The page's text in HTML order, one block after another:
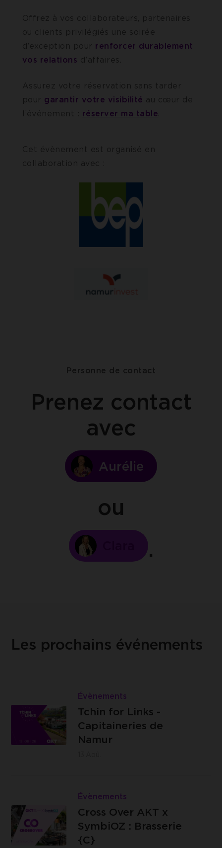
Offrez à vos collaborateurs, partenaires
ou clients privilégiés une soirée
d’exception pour renforcer durablement
vos relations d’affaires.
Assurez votre réservation sans tarder
pour garantir votre visibilité au cœur de
l’événement : réserver ma table
Cet évènement est organisé en
collaboration avec :
Personne de contact
Prenez contact
avec
Aurélie
ou
Les prochains événements
Évènements
Tchin for Links -
Capitaineries de
Namur
Les
Capitaineries
de Namur -
Boulevard
Jambes
for
Évènements
Cross Over AKT x
SymbiOZ : Brasserie
{C}
Brasserie
C -
Impasse
des
Over
AKT
x